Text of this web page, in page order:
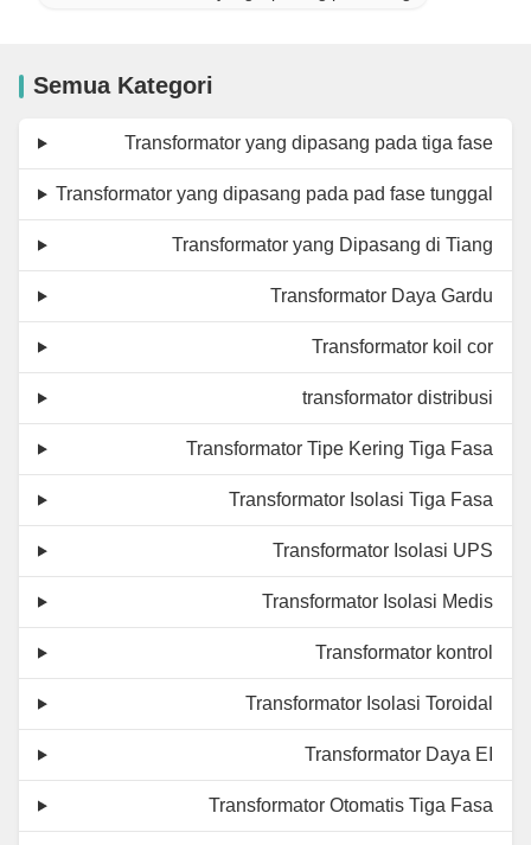
Semua Kategori
Transformator yang dipasang pada tiga fase
Transformator yang dipasang pada pad fase tunggal
Transformator yang Dipasang di Tiang
Transformator Daya Gardu
Transformator koil cor
transformator distribusi
Transformator Tipe Kering Tiga Fasa
Transformator Isolasi Tiga Fasa
Transformator Isolasi UPS
Transformator Isolasi Medis
Transformator kontrol
Transformator Isolasi Toroidal
Transformator Daya EI
Transformator Otomatis Tiga Fasa